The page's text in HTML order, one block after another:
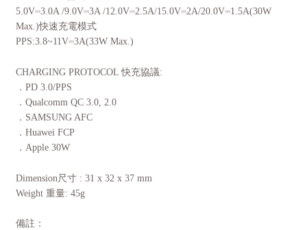
5.0V⎓3.0A /9.0V⎓3A /12.0V⎓2.5A/15.0V⎓2A/20.0V⎓1.5A(30W
Max.)快速充電模式
PPS:3.8~11V⎓3A(33W Max.)
CHARGING PROTOCOL 快充協議:
．PD 3.0/PPS
．Qualcomm QC 3.0, 2.0
．SAMSUNG AFC
．Huawei FCP
．Apple 30W
Dimension尺寸 : 31 x 32 x 37 mm
Weight 重量: 45g
備註：